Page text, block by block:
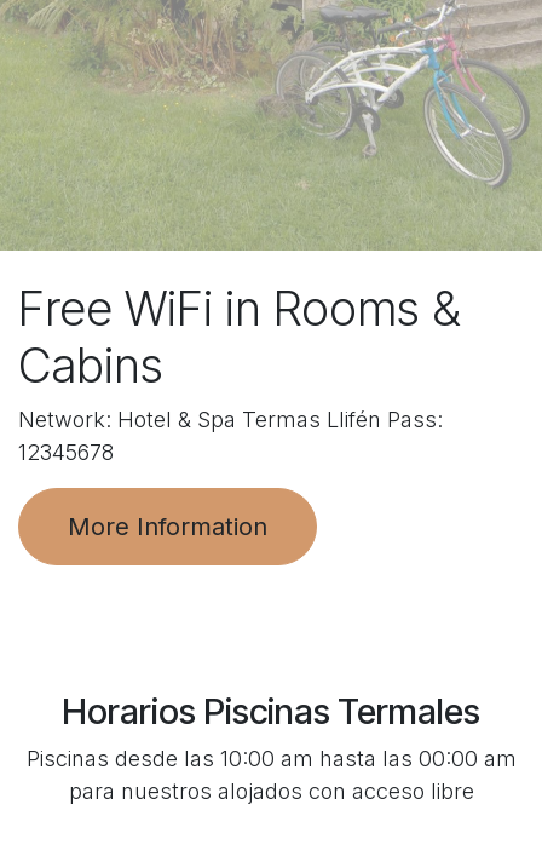
Free WiFi in Rooms &
Cabins
Network: Hotel & Spa Termas Llifén Pass:
12345678
More Information
Horarios Piscinas Termales
Piscinas desde las 10:00 am hasta las 00:00 am
para nuestros alojados con acceso libre